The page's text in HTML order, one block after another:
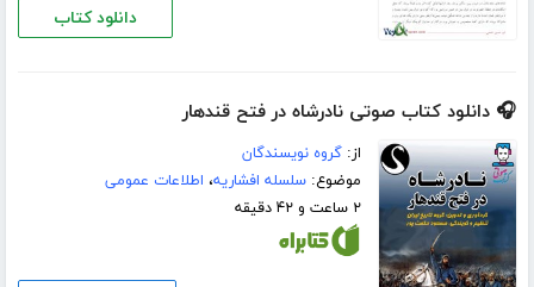
دانلود کتاب
🎧 دانلود کتاب صوتی نادرشاه در فتح قندهار
از:گروه نویسندگان
موضوع:سلسله افشاریه، اطلاعات عمومی
۲ ساعت و ۴۲ دقیقه